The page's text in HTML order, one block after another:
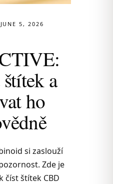
JUNE 5, 2026
a
ho
si zaslouží
Zde je
číst štítek CBD